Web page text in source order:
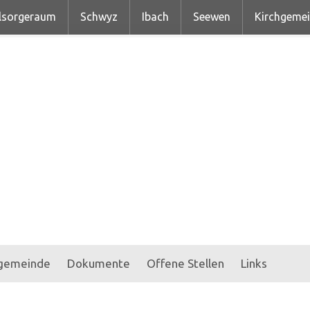
Schwyz Ibach Seewen
Dokumente Offene Stellen Links